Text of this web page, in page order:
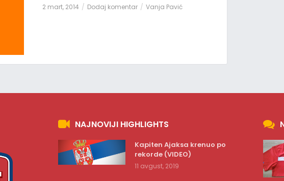
2 mart, 2014 Dodaj komentar Vanja Pavić
NAJNOVIJI HIGHLIGHTS
Kapiten Ajaksa krenuo po
rekorde (VIDEO)
11 avgust, 2019